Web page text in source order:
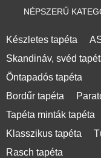
NÉPSZERŰ
Készletes tapéta
Skandináv, svéd
Öntapadós tapéta
Bordűr tapéta
Tapéta minták tapéta
Klasszikus tapéta
Rasch tapéta